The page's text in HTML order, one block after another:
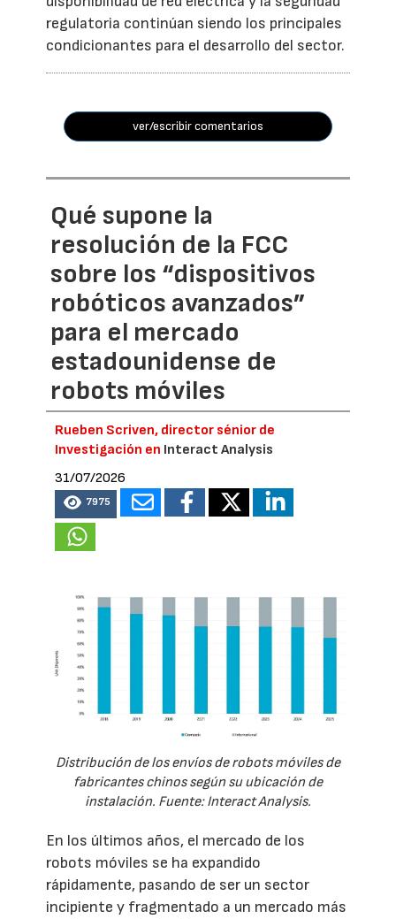
regulatoria continúan siendo los principales
condicionantes para el desarrollo del sector.
ver/escribir comentarios
Qué supone la
resolución de la FCC
sobre los “dispositivos
robóticos avanzados”
para el mercado
estadounidense de
robots móviles
Rueben Scriven, director sénior de
Investigación en Interact Analysis
31/07/2026
7975
Distribución de los envíos de robots móviles de
fabricantes chinos según su ubicación de
instalación. Fuente: Interact Analysis.
En los últimos años, el mercado de los
robots móviles se ha expandido
rápidamente, pasando de ser un sector
incipiente y fragmentado a un mercado más